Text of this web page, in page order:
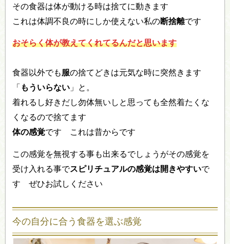
その食器は体が動ける時は捨てに動きます
これは体調不良の時にしか使えない私の断捨離です
おそらく体が教えてくれてるんだと思います
食器以外でも服の捨てどきは元気な時に突然きます
「 もういらない 」と。
着れるし好きだし勿体無いしと思っても全然着たくな
くなるので捨てます
体の感覚です これは昔からです
この感覚を無視する事も出来るでしょうがその感覚を
受け入れる事でスピリチュアルの感覚は開きやすいで
す ぜひお試しください
今の自分に合う食器を選ぶ感覚